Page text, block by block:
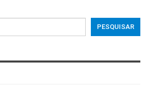
PESQUISAR